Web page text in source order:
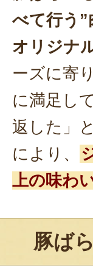
べて行う
オリジナ
ーズに寄
に満足し
返した」
により、
上の味わ
豚ば